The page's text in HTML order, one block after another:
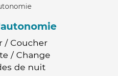
/ Coucher
/ Change
de nuit